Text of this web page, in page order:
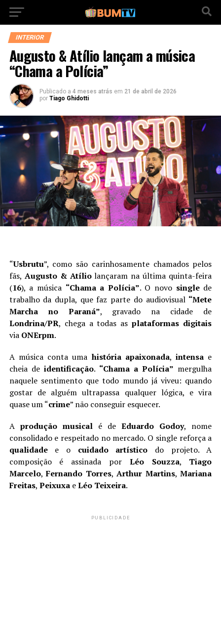
INTERIOR
Augusto & Atílio lançam a música
“Chama a Polícia”
Publicado a 4 meses atrás em 21 de abril de 2026
por Tiago Ghidotti
“Usbrutu”, como são carinhosamente chamados pelos
fãs, Augusto & Atíliolançaram na última quinta-feira
(16), a música “Chama a Polícia”. O novo singlede
trabalho da dupla, que faz parte do audiovisual “Mete
Marcha no Paraná”, gravado na cidade de
Londrina/PR, chega a todas asplataformas digitais
via ONErpm.
A música conta umahistória apaixonada,intensa e
cheia de identificação. “Chama a Polícia” mergulha
naquele sentimento que todo mundo já viveu: quando
gostar de alguém ultrapassa qualquer lógica, e vira
quase um “crime” não conseguir esquecer.
A produção musicalé deEduardo Godoy, nome
consolidado e respeitado no mercado. O single reforça a
qualidadee o cuidado artístico do projeto. A
composição é assinada por Léo Souzza, Tiago
Marcelo,Fernando Torres,Arthur Martins,Mariana
Freitas, PeixuxaeLéo Teixeira.
PUBLICIDADE